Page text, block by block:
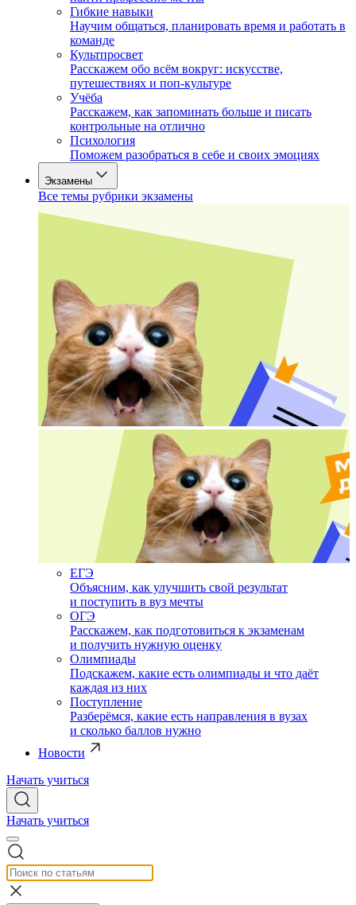
Гибкие навыки
Научим общаться, планировать время и работать в
команде
Культпросвет
Расскажем обо всём вокруг: искусстве,
путешествиях и поп-культуре
Учёба
Расскажем, как запоминать больше и писать
контрольные на отлично
Психология
Поможем разобраться в себе и своих эмоциях
Экзамены
Все темы рубрики экзамены
ЕГЭ
Объясним, как улучшить свой результат
и поступить в вуз мечты
ОГЭ
Расскажем, как подготовиться к экзаменам
и получить нужную оценку
Олимпиады
Подскажем, какие есть олимпиады и что даёт
каждая из них
Поступление
Разберёмся, какие есть направления в вузах
и сколько баллов нужно
Новости
Начать учиться
Начать учиться